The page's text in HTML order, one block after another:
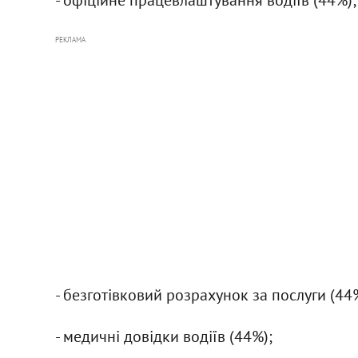
РЕКЛАМА
- безготівковий розрахунок за послуги
- медичні довідки водіїв (44%);